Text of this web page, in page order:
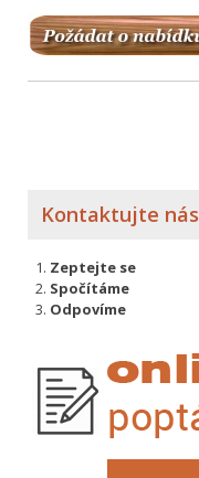
Kontaktujte nás
Zeptejte se
Spočítáme
Odpovíme